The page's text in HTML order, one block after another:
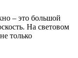
– это большой
На световом
только